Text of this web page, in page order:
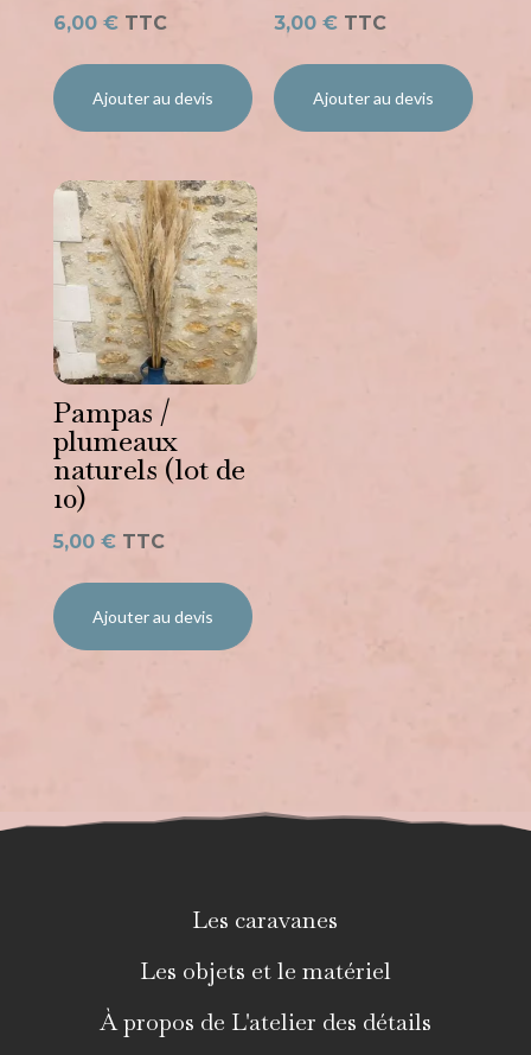
6,00 € TTC
Ajouter au devis
3,00€ TTC
Ajouter au devis
Pampas /
plumeaux
naturels (lot de
10)
5,00 € TTC
Ajouter au devis
Les caravanes
Les objets et le matériel
À propos de L'atelier des détails